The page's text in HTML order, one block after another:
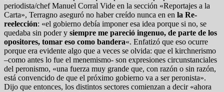
periodista/chef Manuel Corral Vide en la sección «Reportajes a la
Carta», Terragno aseguró no haber creído nunca en en la Re-
reelección: «el gobierno debía imponer esa idea porque si no, se
quedaba sin poder y siempre me pareció ingenuo, de parte de los
opositores, tomar eso como bandera«. Enfatizó que eso ocurre
porque era evidente algo que a veces se olvida: que el kirchnerismo
–como antes lo fue el menemismo- son expresiones circunstanciales
del peronismo, «una fuerza muy grande que, con razón o sin razón,
está convencido de que el próximo gobierno va a ser peronista».
Dijo que entonces, los distintos sectores comienzan a decir «ahora